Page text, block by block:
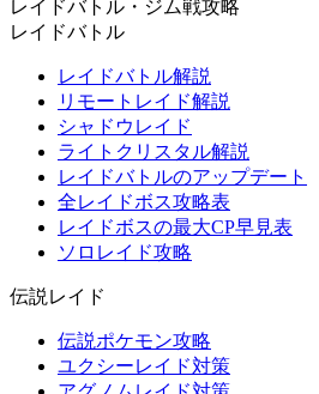
レイドバトル・ジム戦攻略
レイドバトル
レイドバトル解説
リモートレイド解説
シャドウレイド
ライトクリスタル解説
レイドバトルのアップデート
全レイドボス攻略表
レイドボスの最大CP早見表
ソロレイド攻略
伝説レイド
伝説ポケモン攻略
ユクシーレイド対策